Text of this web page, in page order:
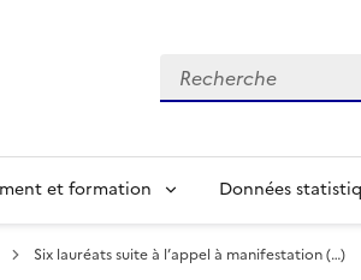
Recherche
et formation Données
Six lauréats suite à l’appel à manifestation (…)